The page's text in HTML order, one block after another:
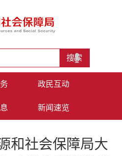
政民互动
新闻速览
和社会保障局大